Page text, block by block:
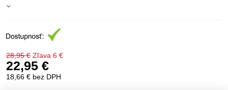
28,95 € Zľava 6 €
22,95 €
18,66 € bez DPH